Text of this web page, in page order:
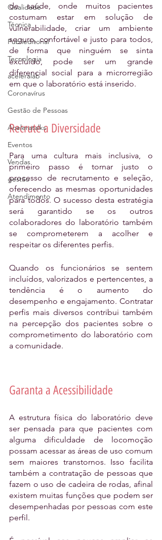
Qualidade
Técnica
Publieditorial
Tecnologia
aceleralab
Coronavírus
Gestão de Pessoas
Aceleratalks
Eventos
Vendas
gestão
Atendimento
de saúde, onde muitos pacientes
costumam estar em solução de
vulnerabilidade, criar um ambiente
seguro, confortável e justo para todos,
de forma que ninguém se sinta
excluído, pode ser um grande
diferencial social para a microrregião
em que o laboratório está inserido.
Recrute a Diversidade
Para uma cultura mais inclusiva, o
primeiro passo é tornar justo o
processo de recrutamento e seleção,
oferecendo as mesmas oportunidades
para todos. O sucesso desta estratégia
será garantido se os outros
colaboradores do laboratório também
se comprometerem a acolher e
respeitar os diferentes perfis.
Quando os funcionários se sentem
incluídos, valorizados e pertencentes, a
tendência é o aumento do
desempenho e engajamento. Contratar
perfis mais diversos contribui também
na percepção dos pacientes sobre o
comprometimento do laboratório com
a comunidade.
Garanta a Acessibilidade
A estrutura física do laboratório deve
ser pensada para que pacientes com
alguma dificuldade de locomoção
possam acessar as áreas de uso comum
sem maiores transtornos. Isso facilita
também a contratação de pessoas que
fazem o uso de cadeira de rodas, afinal
existem muitas funções que podem ser
desempenhadas por pessoas com este
perfil.